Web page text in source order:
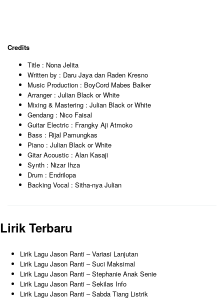
Credits
Title : Nona Jelita
Written by : Daru Jaya dan Raden Kresno
Music Production : BoyCord Mabes Balker
Arranger : Julian Black or White
Mixing & Mastering : Julian Black or White
Gendang : Nico Faisal
Guitar Electric : Frangky Aji Atmoko
Bass : Rijal Pamungkas
Piano : Julian Black or White
Gitar Acoustic : Alan Kasaji
Synth : Nizar Ihza
Drum : Endrilopa
Backing Vocal : Sitha-nya Julian
Lirik Terbaru
Lirik Lagu Jason Ranti – Variasi Lanjutan
Lirik Lagu Jason Ranti – Suci Maksimal
Lirik Lagu Jason Ranti – Stephanie Anak Senie
Lirik Lagu Jason Ranti – Sekilas Info
Lirik Lagu Jason Ranti – Sabda Tiang Listrik